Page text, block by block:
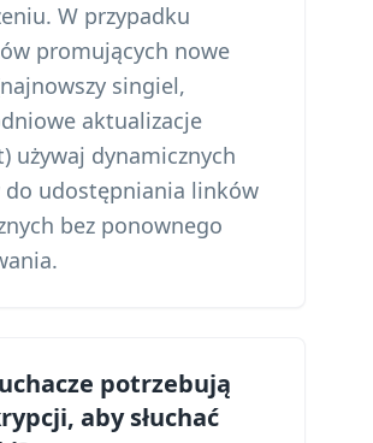
W przypadku
promujących nowe
singiel,
aktualizacje
używaj dynamicznych
do udostępniania linków
bez ponownego
potrzebują
aby słuchać